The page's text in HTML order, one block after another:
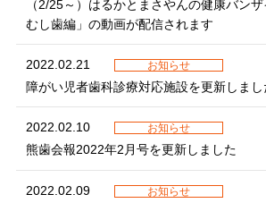
（2/25～）はるかとまさやんの健康バン
むし歯編」の動画が配信されます
2022.02.21 お知らせ
障がい児者歯科診療対応施設を更新しまし
2022.02.10 お知らせ
熊歯会報2022年2月号を更新しました
2022.02.09 お知らせ